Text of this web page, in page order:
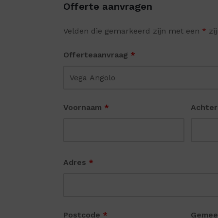
Offerte aanvragen
Velden die gemarkeerd zijn met een *
Offerteaanvraag *
Voornaam *
Adres *
Postcode *